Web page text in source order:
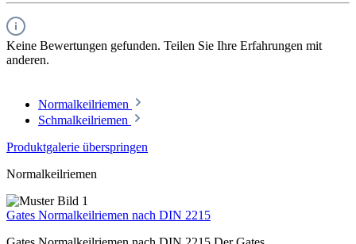
Keine Bewertungen gefunden. Teilen Sie Ihre Erfahrungen mit
anderen.
Normalkeilriemen
Schmalkeilriemen
Produktgalerie überspringen
Normalkeilriemen
Gates Normalkeilriemen nach DIN 2215